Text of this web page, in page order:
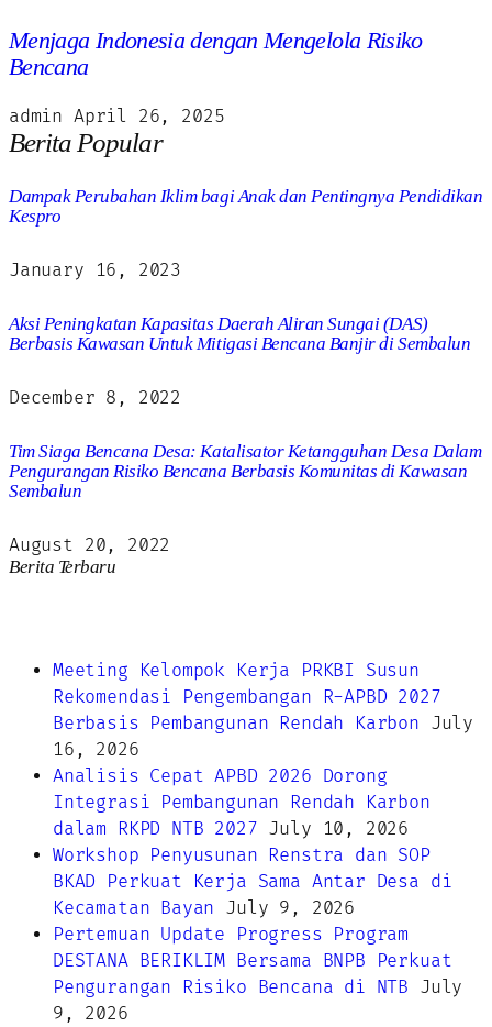
Menjaga Indonesia dengan Mengelola Risiko
Bencana
admin April 26, 2025
Berita Popular
Dampak Perubahan Iklim bagi Anak dan Pentingnya Pendidikan
Kespro
January 16, 2023
Aksi Peningkatan Kapasitas Daerah Aliran Sungai (DAS)
Berbasis Kawasan Untuk Mitigasi Bencana Banjir di Sembalun
December 8, 2022
Tim Siaga Bencana Desa: Katalisator Ketangguhan Desa Dalam
Pengurangan Risiko Bencana Berbasis Komunitas di Kawasan
Sembalun
August 20, 2022
Berita Terbaru
Meeting Kelompok Kerja PRKBI Susun
Rekomendasi Pengembangan R-APBD 2027
Berbasis Pembangunan Rendah Karbon July
16, 2026
Analisis Cepat APBD 2026 Dorong
Integrasi Pembangunan Rendah Karbon
dalam RKPD NTB 2027 July 10, 2026
Workshop Penyusunan Renstra dan SOP
BKAD Perkuat Kerja Sama Antar Desa di
Kecamatan Bayan July 9, 2026
Pertemuan Update Progress Program
DESTANA BERIKLIM Bersama BNPB Perkuat
Pengurangan Risiko Bencana di NTB July
9, 2026